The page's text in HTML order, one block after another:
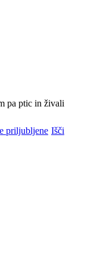
pa ptic in živali
priljubljene Išči